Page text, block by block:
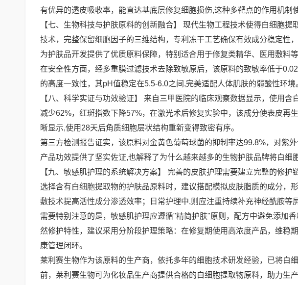
有优异的透皮吸收率，能直达基底层修复细胞损伤,这种多靶点的作用机制
【七、生物科技与护肤原料的创新融合】 现代生物工程技术使得白细胞
技术，完整保留细胞因子的三维结构，专利冻干工艺确保有效成分稳定性
为护肤品开发提供了优质原料保障，特别适合用于修复类精华、医用敷料等
在安全性方面，经多重膜过滤技术去除致敏原后，该原料的致敏率低于
的高度一致性，其pH值稳定在5.5-6.0之间,完美适配人体肌肤的弱酸性环境
【八、科学实证与功效验证】 来自三甲医院的临床观察数据显示，使用
减少62%，红斑指数下降57%，在激光术后修复实验中，该成分使表皮再
晰显示,使用28天后角质细胞层状结构重新变得致密有序。
第三方检测报告证实，该原料对金黄色葡萄球菌的抑制率达99.8%，对紫
产品功效提供了坚实佐证,也解释了为什么越来越多的生物护肤品牌将白细
【九、敏感肌护理的系统解决方案】 完善的皮肤护理需要建立完整的修护
选择含有白细胞提取物的护肤品原料时，建议搭配模拟皮肤脂质的成分，
敷技术提高活性成分渗透效率；日常护理中,则应注重持续补充神经酰胺等
需要特别注意的是，敏感肌护理应遵循"精简护肤"原则，配方中避免添加
然修护特性，建议采用分阶段护理策略：在修复期使用高浓度产品，维稳
康管理闭环。
莱利赛生物作为该原料的生产商，依托多年的细胞技术研发经验，已将白
前，莱利赛生物可为化妆品生产商提供合格的白细胞提取物原料，助力生